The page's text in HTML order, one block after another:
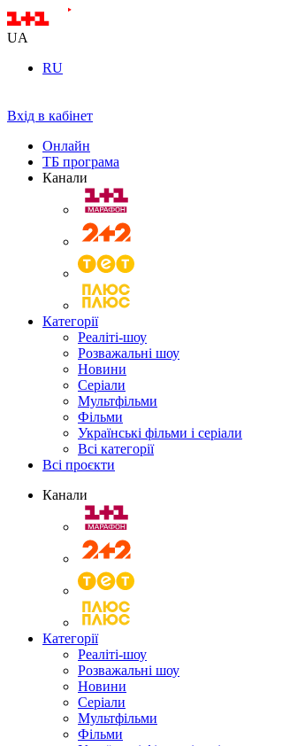
UA
RU
Вхід в кабінет
Онлайн
ТБ програма
Канали
Категорії
Реаліті-шоу
Розважальні шоу
Новини
Серіали
Мультфільми
Фільми
Українські фільми і серіали
Всі категорії
Всі проєкти
Канали
Категорії
Реаліті-шоу
Розважальні шоу
Новини
Серіали
Мультфільми
Фільми